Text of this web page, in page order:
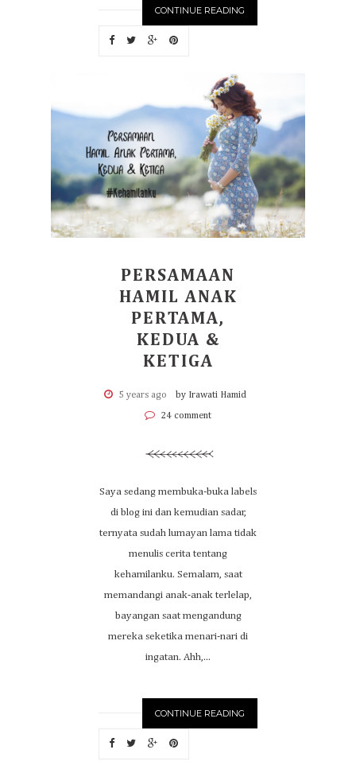
CONTINUE READING
PERSAMAAN
HAMIL ANAK
PERTAMA,
KEDUA &
KETIGA
5 years ago by Irawati Hamid
24 comment
Saya sedang membuka-buka labels
di blog ini dan kemudian sadar,
ternyata sudah lumayan lama tidak
menulis cerita tentang
kehamilanku. Semalam, saat
memandangi anak-anak terlelap,
bayangan saat mengandung
mereka seketika menari-nari di
ingatan. Ahh,...
CONTINUE READING